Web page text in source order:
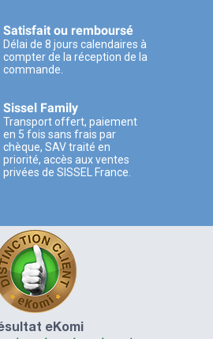
Satisfait ou remboursé
Délai de 8 jours calendaires à
compter de la réception de la
commande.
Sissel Family
Transport offert, paiement
en 5 fois sans frais par
chèque, SAV traité en
priorité, accès aux ventes
privées de SISSEL France.
eKomi